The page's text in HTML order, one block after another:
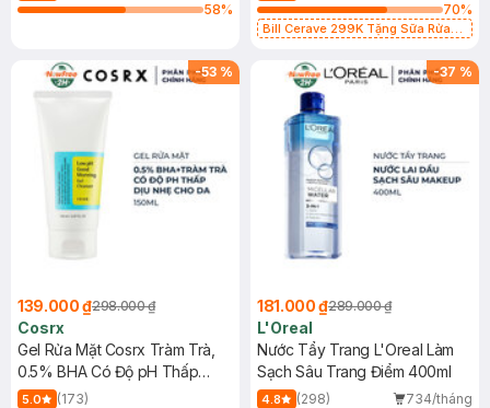
58%
70%
Bill Cerave 299K Tặng Sữa Rửa
-53 %
139.000 ₫298.000 ₫
Cosrx
Gel Rửa Mặt Cosrx Tràm Trà,
0.5% BHA Có Độ pH Thấp
150ml
5.0
(173)
-37 %
181.000 ₫289.000 ₫
L'Oreal
Nước Tẩy Trang L'Oreal Làm
Sạch Sâu Trang Điểm 400ml
4.8 (298)
734/tháng